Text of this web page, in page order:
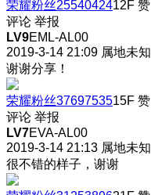
荣耀粉丝2554042412F 赞
评论 举报
LV9EML-AL00
2019-3-14 21:09 属地未知
谢谢分享！
荣耀粉丝3769753515F 赞
评论 举报
LV7EVA-AL00
2019-3-14 21:13 属地未知
很不错的样子，谢谢